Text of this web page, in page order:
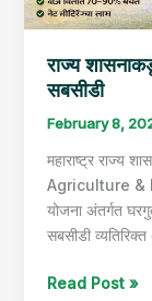
राज्य
सबसीडी
February 8,
महाराष्ट्र
Agriculture &
योजना अंतर्गत
सबसीडी
Read Post »